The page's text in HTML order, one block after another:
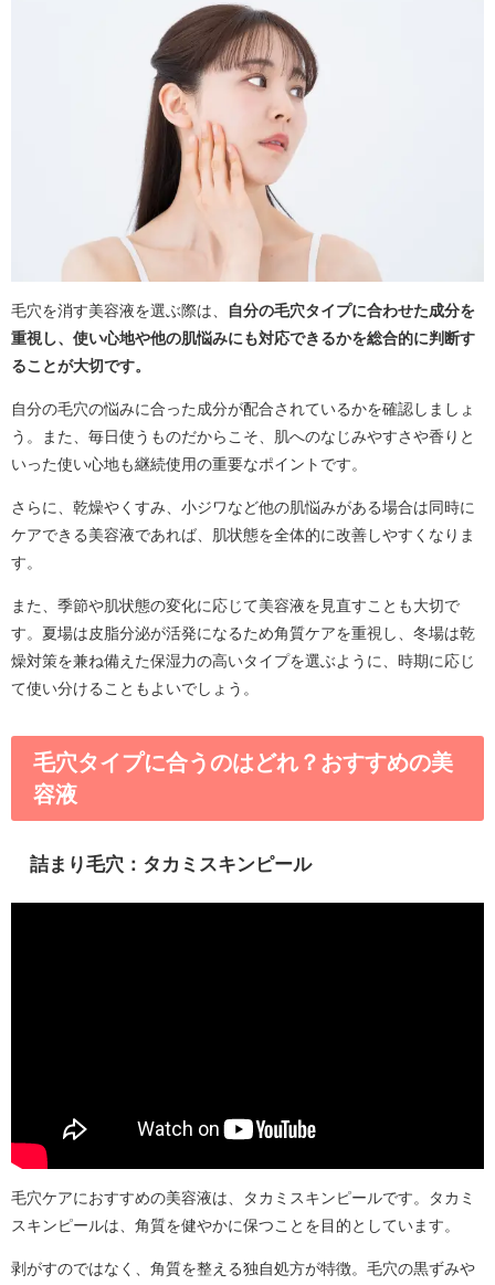
毛穴を消す美容液を選ぶ際は、
自分の毛穴タイプに合わせた成分を
重視し、使い心地や他の肌悩みにも対応できるかを総合的に判断す
ることが大切です。
自分の毛穴の悩みに合った成分が配合されているかを確認しましょ
う。また、毎日使うものだからこそ、肌へのなじみやすさや香りと
いった使い心地も継続使用の重要なポイントです。
さらに、乾燥やくすみ、小ジワなど他の肌悩みがある場合は同時に
ケアできる美容液であれば、肌状態を全体的に改善しやすくなりま
す。
また、季節や肌状態の変化に応じて美容液を見直すことも大切で
す。夏場は皮脂分泌が活発になるため角質ケアを重視し、冬場は乾
燥対策を兼ね備えた保湿力の高いタイプを選ぶように、時期に応じ
て使い分けることもよいでしょう。
毛穴タイプに合うのはどれ？おすすめの美
容液
詰まり毛穴：タカミスキンピール
毛穴ケアにおすすめの美容液は、タカミスキンピールです。タカミ
スキンピールは、角質を健やかに保つことを目的としています。
剥がすのではなく、角質を整える独自処方が特徴。毛穴の黒ずみや